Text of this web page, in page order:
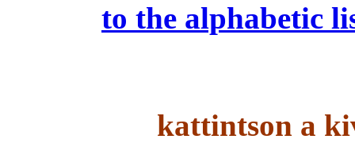
to the alphabetic